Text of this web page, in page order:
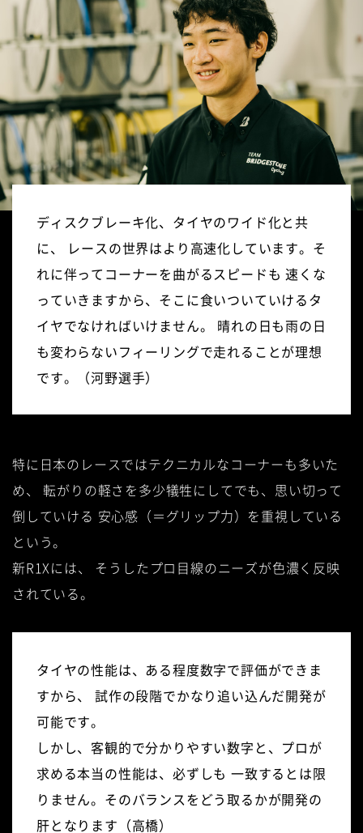
ディスクブレーキ化、タイヤのワイド化と共
に、
レースの世界はより高速化しています。そ
れに伴ってコーナーを曲がるスピードも 速くな
っていきますから、そこに食いついていけるタ
イヤでなければいけません。
晴れの日も雨の日
も変わらないフィーリングで走れることが理想
です。（河野選手）
特に日本のレースではテクニカルなコーナーも多いた
め、
転がりの軽さを多少犠牲にしてでも、思い切って
倒していける 安心感（＝グリップ力）を重視している
という。
新R1Xには、
そうしたプロ目線のニーズが色濃く反映
されている。
タイヤの性能は、ある程度数字で評価ができま
すから、
試作の段階でかなり追い込んだ開発が
可能です。
しかし、客観的で分かりやすい数字と、プロが
求める本当の性能は、必ずしも 一致するとは限
りません。そのバランスをどう取るかが開発の
肝となります（高橋）